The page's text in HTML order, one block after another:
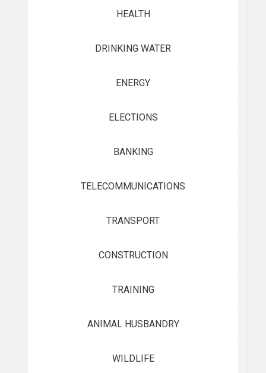
HEALTH
DRINKING WATER
ENERGY
ELECTIONS
BANKING
TELECOMMUNICATIONS
TRANSPORT
CONSTRUCTION
TRAINING
ANIMAL HUSBANDRY
WILDLIFE